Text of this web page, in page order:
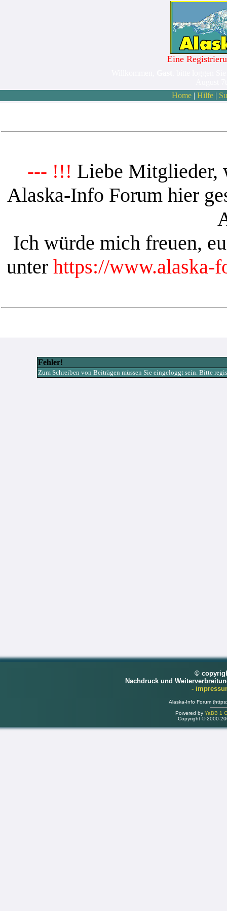
Eine
Home| Hilfe|
--- !!! Liebe Mitglieder,
Alaska-Info Forum hier
Ich würde mich freuen,
unter https://www.alaska-
Fehler!
Zum Schreiben von Beiträgen müssen Sie eingeloggt sein. Bitte
©
Nachdruck und
-
Alaska-Info Forum
Powered by YaBB 1
Copyright © 2000-